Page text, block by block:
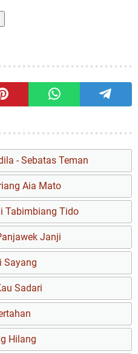
- Sebatas Teman
Aia Mato
Tabimbiang Tido
Janji
Sayang
Sadari
Hilang